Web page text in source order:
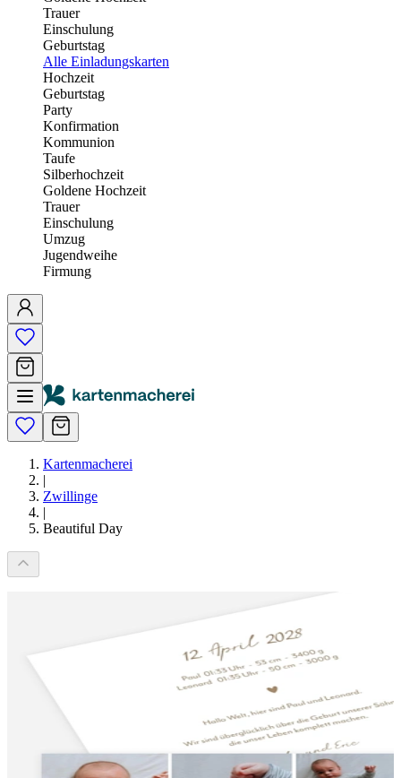
Trauer
Einschulung
Geburtstag
Alle Einladungskarten
Hochzeit
Geburtstag
Party
Konfirmation
Kommunion
Taufe
Silberhochzeit
Goldene Hochzeit
Trauer
Einschulung
Umzug
Jugendweihe
Firmung
Kartenmacherei
|
Zwillinge
|
Beautiful Day